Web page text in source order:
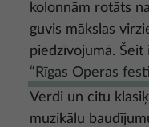
kolonnām rotāts
guvis mākslas
piedzīvojumā.
“Rīgas Operas
Verdi un citu
muzikālu